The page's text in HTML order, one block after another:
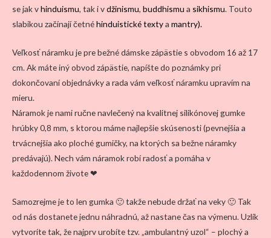
se jak vhinduismu, tak i vdžinismu, buddhismu a sikhismu. Touto
slabikou začínají četnéhinduistické textya mantry).
Veľkosť náramku je pre bežné dámske zápästie s obvodom 16 až 17
cm. Ak máte iný obvod zápästie, napíšte do poznámky pri
dokončovaní objednávky a rada vám veľkosť náramku upravím na
mieru.
Náramok je nami ručne navlečený na kvalitnej silikónovej gumke
hrúbky 0,8 mm, s ktorou máme najlepšie skúsenosti (pevnejšia a
trvácnejšia ako ploché gumičky, na ktorých sa bežne náramky
predávajú). Nech vám náramok robí radosť a pomáha v
každodennom živote ❤
Samozrejme je to len gumka 🙂 takže nebude držať na veky 🙂 Tak
od nás dostanete jednu náhradnú, až nastane čas na výmenu. Uzlík
vytvoríte tak, že najprv urobíte tzv. „ambulantný uzol“ – plochý a